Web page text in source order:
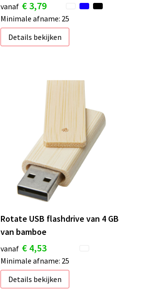
vanaf € 3,79
Minimale afname: 25
Details bekijken
Rotate USB flashdrive van 4 GB
van bamboe
vanaf € 4,53
Minimale afname: 25
Details bekijken